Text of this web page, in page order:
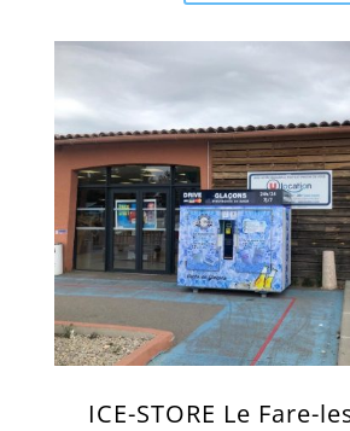
ICE-STORE Le Fare-